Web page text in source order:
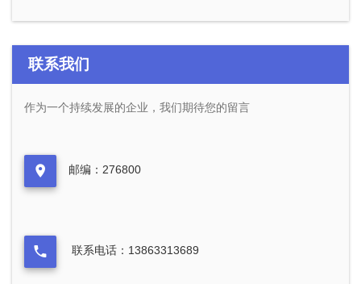
联系我们
作为一个持续发展的企业，我们期待您的留言
邮编：276800
联系电话：13863313689